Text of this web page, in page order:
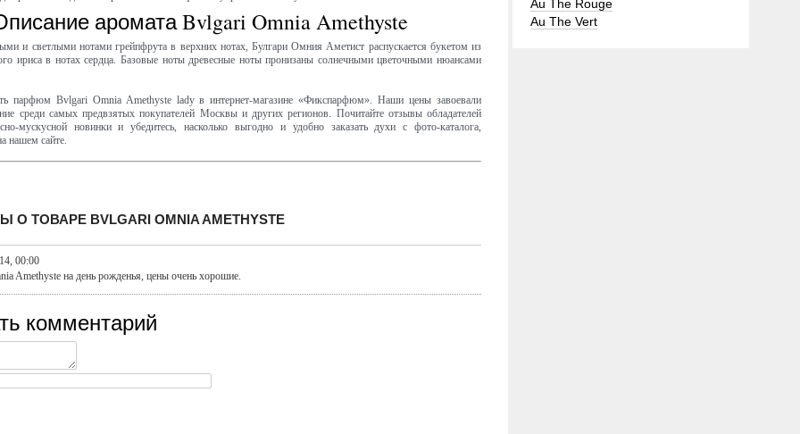
аромата Bvlgari Omnia Amethyste
и светлыми нотами грейпфрута в верхних нотах, Булгари Омния Аметист распускается букетом из
ириса в нотах сердца. Базовые ноты древесные ноты пронизаны солнечными цветочными нюансами
парфюм Bvlgari Omnia Amethyste lady в интернет-магазине «Фикспарфюм». Наши цены завоевали
среди самых предвзятых покупателей Москвы и других регионов. Почитайте отзывы обладателей
мускусной новинки и убедитесь, насколько выгодно и удобно заказать духи с фото-каталога,
нашем сайте.
О ТОВАРЕ BVLGARI OMNIA AMETHYSTE
00:00
Amethyste на день рожденья, цены очень хорошие.
комментарий
Au The Rouge
Au The Vert